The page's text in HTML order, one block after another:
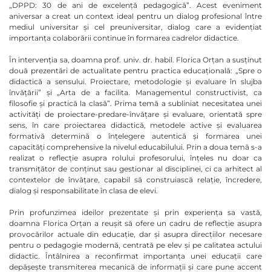
„DPPD: 30 de ani de excelență pedagogică”. Acest eveniment
aniversar a creat un context ideal pentru un dialog profesional între
mediul universitar și cel preuniversitar, dialog care a evidențiat
importanța colaborării continue în formarea cadrelor didactice.
În intervenția sa, doamna prof. univ. dr. habil. Florica Orțan a susținut
două prezentări de actualitate pentru practica educațională: „Spre o
didactică a sensului. Proiectare, metodologie și evaluare în slujba
învățării” și „Arta de a facilita. Managementul constructivist, ca
filosofie și practică la clasă”. Prima temă a subliniat necesitatea unei
activități de proiectare-predare-învățare și evaluare, orientată spre
sens, în care proiectarea didactică, metodele active și evaluarea
formativă determină o înțelegere autentică și formarea unei
capacități comprehensive la nivelul educabilului. Prin a doua temă s-a
realizat o reflecție asupra rolului profesorului, înțeles nu doar ca
transmițător de conținut sau gestionar al disciplinei, ci ca arhitect al
contextelor de învățare, capabil să construiască relație, încredere,
dialog și responsabilitate în clasa de elevi.
Prin profunzimea ideilor prezentate și prin experiența sa vastă,
doamna Florica Orțan a reușit să ofere un cadru de reflecție asupra
provocărilor actuale din educație, dar și asupra direcțiilor necesare
pentru o pedagogie modernă, centrată pe elev și pe calitatea actului
didactic. Întâlnirea a reconfirmat importanța unei educații care
depășește transmiterea mecanică de informații și care pune accent